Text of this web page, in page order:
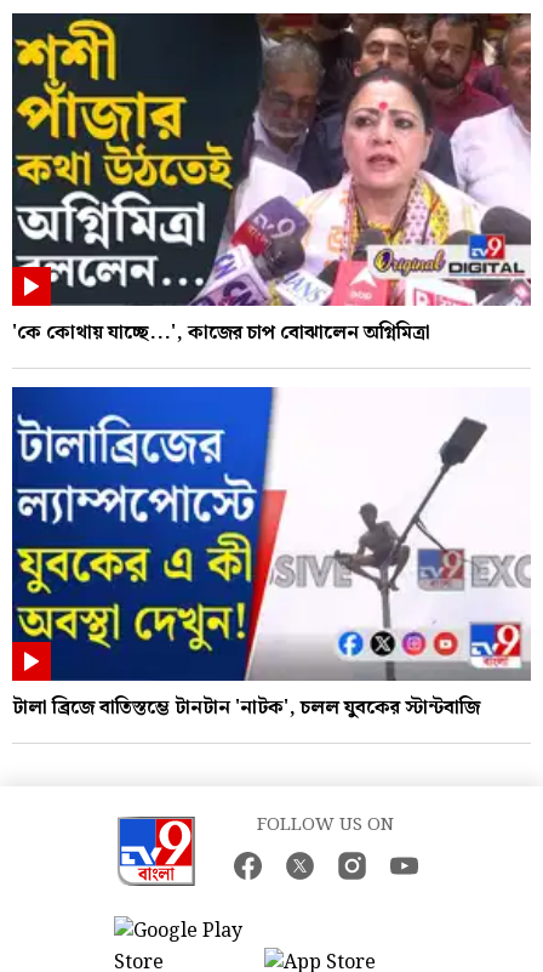
'কে কোথায় যাচ্ছে...', কাজের চাপ বোঝালেন অগ্নিমিত্রা
টালা ব্রিজে বাতিস্তম্ভে টানটান 'নাটক', চলল যুবকের স্টান্টবাজি
FOLLOW US ON